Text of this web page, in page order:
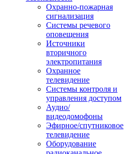
Охранно-пожарная
сигнализация
Системы речевого
оповещения
Источники
вторичного
электропитания
Охранное
телевидение
Системы контроля и
управления доступом
Аудио/
видеодомофоны
Эфирное/спутниковое
телевидение
Оборудование